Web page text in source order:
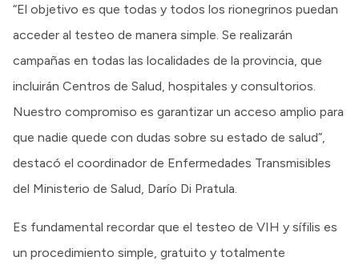
“El objetivo es que todas y todos los rionegrinos puedan
acceder al testeo de manera simple. Se realizarán
campañas en todas las localidades de la provincia, que
incluirán Centros de Salud, hospitales y consultorios.
Nuestro compromiso es garantizar un acceso amplio para
que nadie quede con dudas sobre su estado de salud”,
destacó el coordinador de Enfermedades Transmisibles
del Ministerio de Salud, Darío Di Pratula.
Es fundamental recordar que el testeo de VIH y sífilis es
un procedimiento simple, gratuito y totalmente